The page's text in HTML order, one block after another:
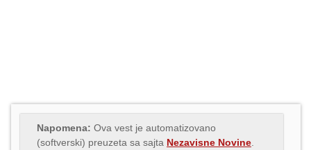
Napomena: Ova vest je automatizovano
(softverski) preuzeta sa sajta Nezavisne Novine